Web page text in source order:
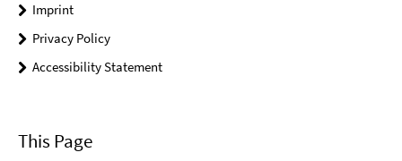
Imprint
Privacy Policy
Accessibility Statement
This Page